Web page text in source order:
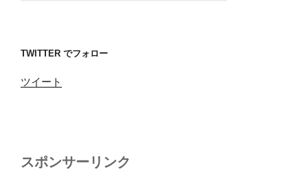
TWITTER でフォロー
ツイート
スポンサーリンク